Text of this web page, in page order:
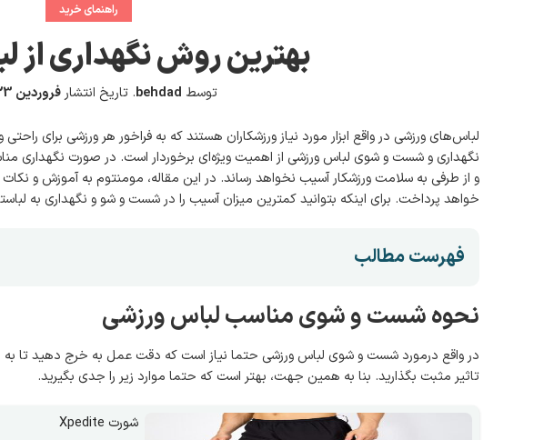
راهنمای خرید
بهترین روش نگهداری از
توسط behdad
. تاریخ انتشارفروردین 23, 1403
لباس‌های ورزشی در واقع ابزار مورد نیاز ورزشکاران هستند که به فراخور هر ورزشی برای
نگهداری و شست و شوی لباس ورزشی از اهمیت ویژه‌ای برخوردار است. در صورت
و از طرفی به سلامت ورزشکار آسیب نخواهد رساند. در این مقاله، مومنتوم به آموزش و
خواهد پرداخت. برای اینکه بتوانید کمترین میزان آسیب را در شست و شو و نگهداری به
فهرست مطالب
نحوه شست و شوی مناسب لباس ورزشی
در واقع درمورد شست و شوی لباس ورزشی حتما نیاز است که دقت عمل به خرج دهید تا به
تاثیر مثبت بگذارید. بنا به همین جهت، بهتر است که حتما موارد زیر را جدی بگیرید.
شورت Xpedite